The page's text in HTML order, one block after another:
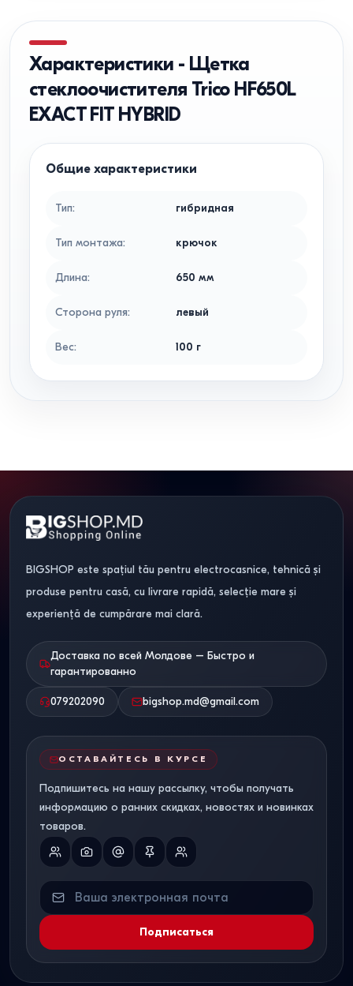
Характеристики - Щетка
стеклоочистителя Trico HF650L
EXACT FIT HYBRID
Общие характеристики
Тип: гибридная
Тип монтажа: крючок
Длина: 650 мм
Сторона руля: левый
Вес: 100 г
BIGSHOP este spațiul tău pentru electrocasnice, tehnică și
produse pentru casă, cu livrare rapidă, selecție mare și
experiență de cumpărare mai clară.
Доставка по всей Молдове – Быстро и
гарантированно
079202090 bigshop.md@gmail.com
ОСТАВАЙТЕСЬ В КУРСЕ
Подпишитесь на нашу рассылку, чтобы получать
информацию о ранних скидках, новостях и новинках
товаров.
Подписаться